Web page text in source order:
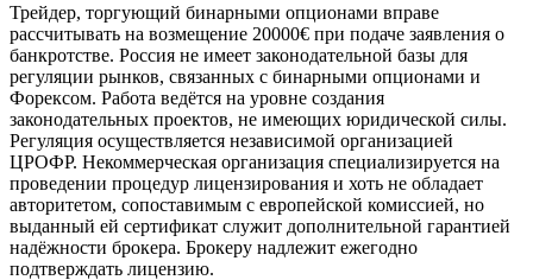
Трейдер, торгующий бинарными опционами вправе
рассчитывать на возмещение 20000€ при подаче заявления о
банкротстве. Россия не имеет законодательной базы для
регуляции рынков, связанных с бинарными опционами и
Форексом. Работа ведётся на уровне создания
законодательных проектов, не имеющих юридической силы.
Регуляция осуществляется независимой организацией
ЦРОФР. Некоммерческая организация специализируется на
проведении процедур лицензирования и хоть не обладает
авторитетом, сопоставимым с европейской комиссией, но
выданный ей сертификат служит дополнительной гарантией
надёжности брокера. Брокеру надлежит ежегодно
подтверждать лицензию.